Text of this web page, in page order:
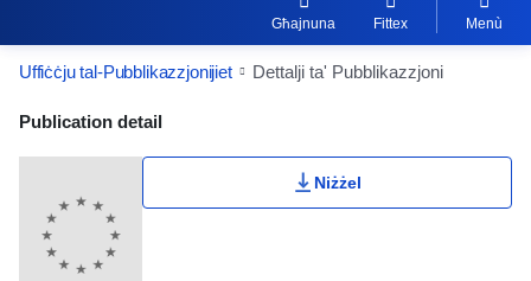
Għajnuna Fittex Menù
Uffiċċju tal-Pubblikazzjonijiet Dettalji ta' Pubblikazzjoni
Publication Detail Actions Portlet
Publication detail
Niżżel